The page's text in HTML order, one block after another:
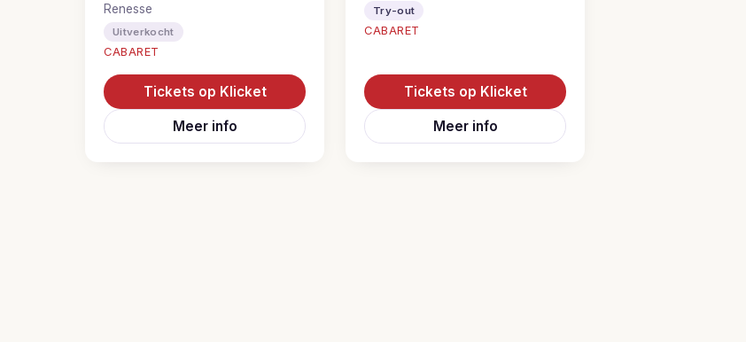
Renesse
Uitverkocht
CABARET
Tickets op Klicket
Meer info
Try-out
CABARET
Tickets op Klicket
Meer info